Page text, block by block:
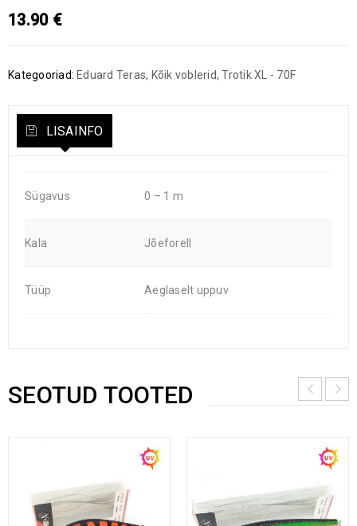
13.90 €
Kategooriad: Eduard Teras, Kõik voblerid,Trotik XL - 70F
LISAINFO
Sügavus 0 – 1 m
Kala Jõeforell
Tüüp Aeglaselt uppuv
SEOTUD TOOTED